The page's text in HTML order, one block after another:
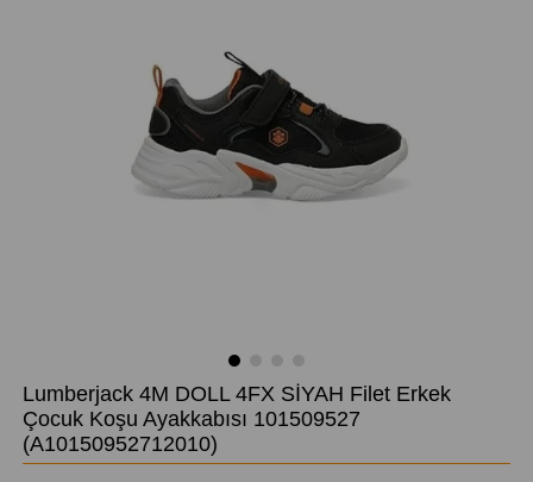
Lumberjack 4M DOLL 4FX SİYAH Filet Erkek
Çocuk Koşu Ayakkabısı 101509527
(A10150952712010)